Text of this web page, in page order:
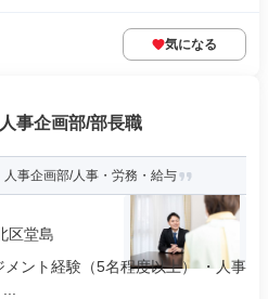
気になる
事企画部/部長職
事企画部/人事・労務・給与
区堂島
ント経験（5名程度以上） ・人事